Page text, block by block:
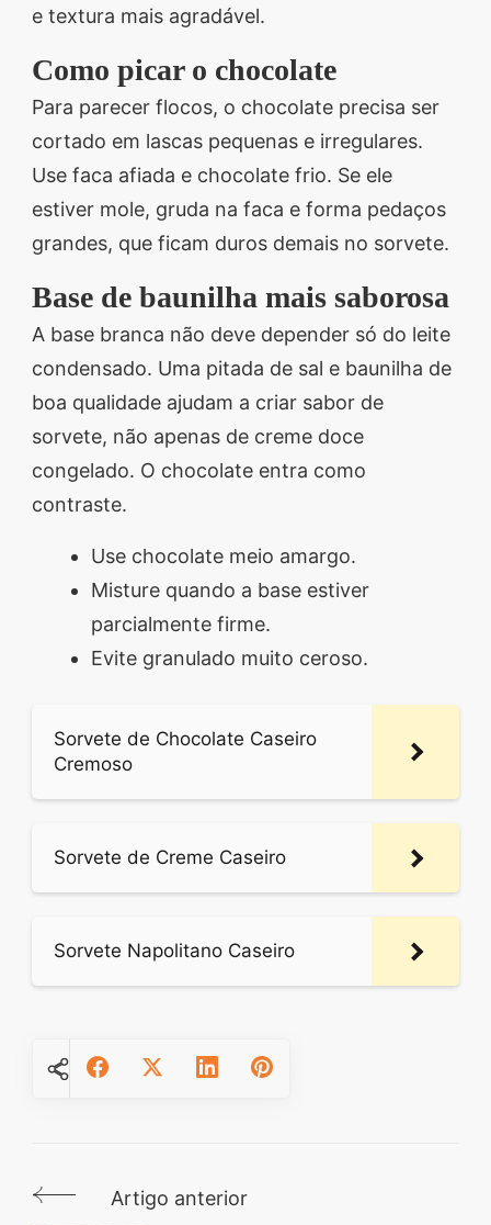
e textura mais agradável.
Como picar o chocolate
Para parecer flocos, o chocolate precisa ser
cortado em lascas pequenas e irregulares.
Use faca afiada e chocolate frio. Se ele
estiver mole, gruda na faca e forma pedaços
grandes, que ficam duros demais no sorvete.
Base de baunilha mais saborosa
A base branca não deve depender só do leite
condensado. Uma pitada de sal e baunilha de
boa qualidade ajudam a criar sabor de
sorvete, não apenas de creme doce
congelado. O chocolate entra como
contraste.
Use chocolate meio amargo.
Misture quando a base estiver
parcialmente firme.
Evite granulado muito ceroso.
Sorvete de Chocolate Caseiro
Cremoso
Sorvete de Creme Caseiro
Sorvete Napolitano Caseiro
NavegaçãoArtigo anterior